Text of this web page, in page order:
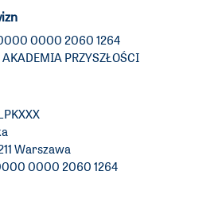
0000 2060 1264
PRZYSZŁOŚCI
Warszawa
0000 2060 1264